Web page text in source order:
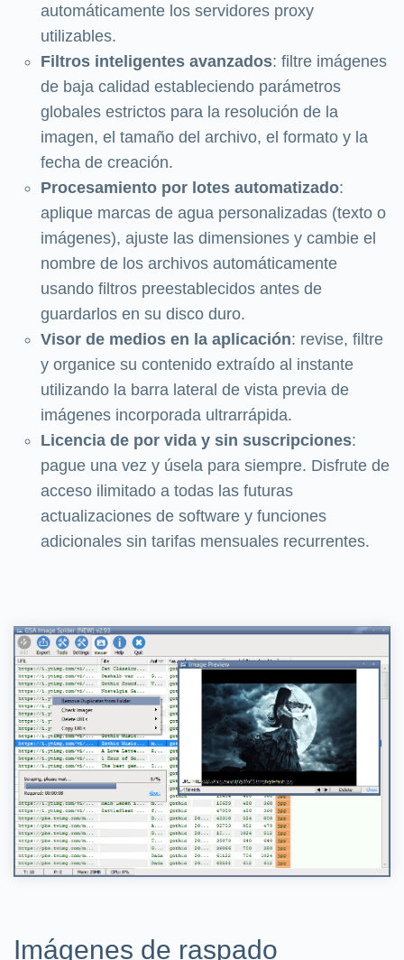
automáticamente los servidores proxy
utilizables.
Filtros inteligentes avanzados: filtre imágenes
de baja calidad estableciendo parámetros
globales estrictos para la resolución de la
imagen, el tamaño del archivo, el formato y la
fecha de creación.
Procesamiento por lotes automatizado:
aplique marcas de agua personalizadas (texto o
imágenes), ajuste las dimensiones y cambie el
nombre de los archivos automáticamente
usando filtros preestablecidos antes de
guardarlos en su disco duro.
Visor de medios en la aplicación: revise, filtre
y organice su contenido extraído al instante
utilizando la barra lateral de vista previa de
imágenes incorporada ultrarrápida.
Licencia de por vida y sin suscripciones:
pague una vez y úsela para siempre. Disfrute de
acceso ilimitado a todas las futuras
actualizaciones de software y funciones
adicionales sin tarifas mensuales recurrentes.
Imágenes de raspado